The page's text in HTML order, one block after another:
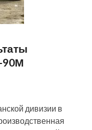
90М
дивизии в